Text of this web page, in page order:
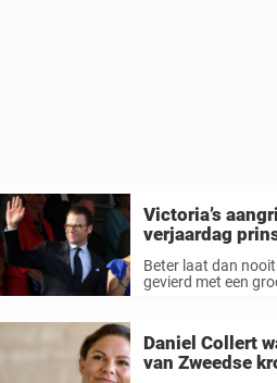
Victoria’s
verjaardag
Beter laat dan
gevierd met een
die ...
Daniel Collert
van Zweedse